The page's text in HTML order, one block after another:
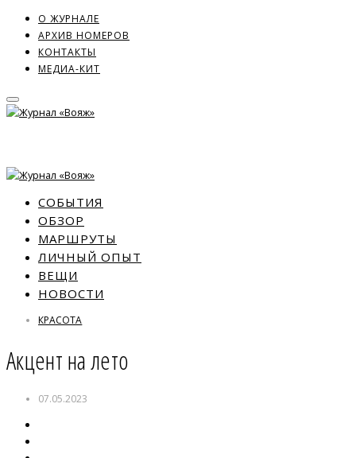
О ЖУРНАЛЕ
АРХИВ НОМЕРОВ
КОНТАКТЫ
МЕДИА-КИТ
СОБЫТИЯ
ОБЗОР
МАРШРУТЫ
ЛИЧНЫЙ ОПЫТ
ВЕЩИ
НОВОСТИ
КРАСОТА
Акцент на лето
07.05.2023